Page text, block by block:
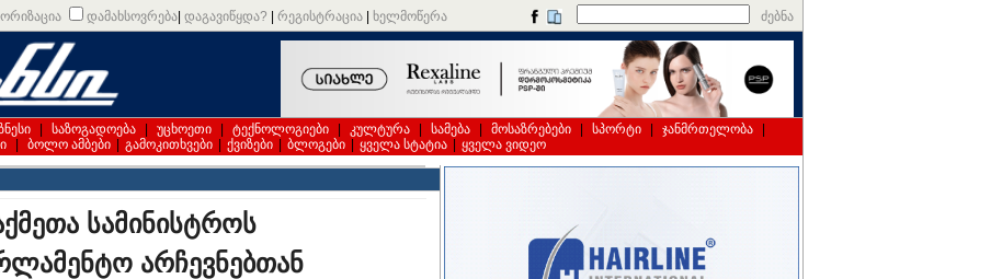
დამახსოვრება დაგავიწყდა? რეგისტრაცია ხელმოწერა ძებნა
საზოგადოება უცხოეთი ტექნოლოგიები კულტურა სამება მოსაზრებები სპორტი ჯანმრთელობა
ბოლო ამბები გამოკითხვები ქვიზები ბლოგები ყველა სტატია ყველა ვიდეო
სამინისტროს
არჩევნებთან